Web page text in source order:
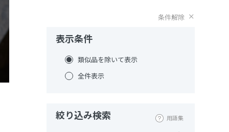
条件解除
表示条件
類似品を除いて表示
全件表示
絞り込み検索 用語集